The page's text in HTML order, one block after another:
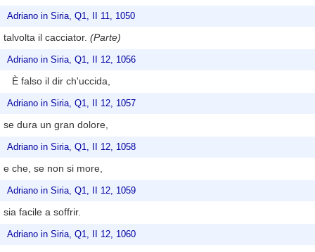
Adriano in Siria, Q1, II 11, 1050
talvolta il cacciator. (Parte)
Adriano in Siria, Q1, II 12, 1056
È falso il dir ch'uccida,
Adriano in Siria, Q1, II 12, 1057
se dura un gran dolore,
Adriano in Siria, Q1, II 12, 1058
e che, se non si more,
Adriano in Siria, Q1, II 12, 1059
sia facile a soffrir.
Adriano in Siria, Q1, II 12, 1060